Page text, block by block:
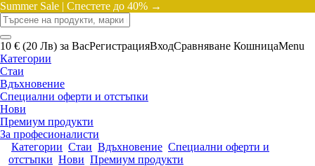
Summer Sale | Спестете до 40% →
10 € (20 Лв) за ВасРегистрацияВходСравняване КошницаMenu
Категории
Стаи
Вдъхновение
Специални оферти и отстъпки
Нови
Премиум продукти
За професионалисти
Категории Стаи Вдъхновение Специални оферти и
отстъпки Нови Премиум продукти